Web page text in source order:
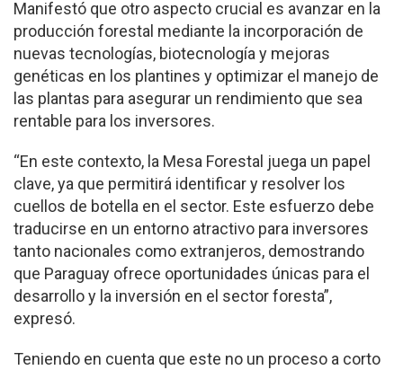
Manifestó que otro aspecto crucial es avanzar en la
producción forestal mediante la incorporación de
nuevas tecnologías, biotecnología y mejoras
genéticas en los plantines y optimizar el manejo de
las plantas para asegurar un rendimiento que sea
rentable para los inversores.
“En este contexto, la Mesa Forestal juega un papel
clave, ya que permitirá identificar y resolver los
cuellos de botella en el sector. Este esfuerzo debe
traducirse en un entorno atractivo para inversores
tanto nacionales como extranjeros, demostrando
que Paraguay ofrece oportunidades únicas para el
desarrollo y la inversión en el sector foresta”,
expresó.
Teniendo en cuenta que este no un proceso a corto